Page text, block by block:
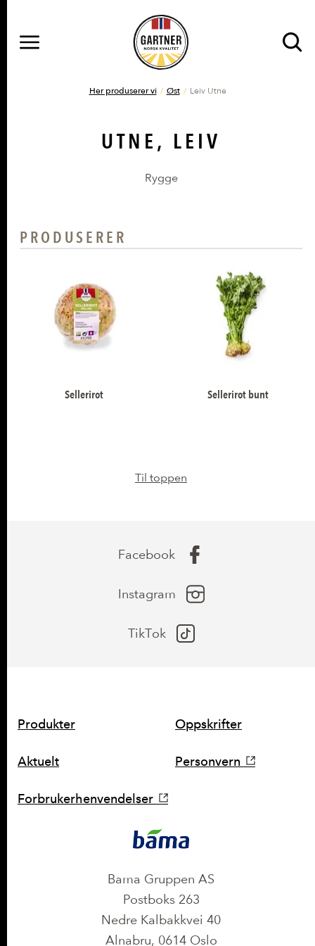
DU ER HERHer produserer vi Øst Leiv Utne
UTNE, LEIV
Rygge
PRODUSERER
Sellerirot Sellerirot bunt
Til toppen
Facebook
Instagram
TikTok
Bama Gruppen AS
Postboks 263
Nedre Kalbakkvei 40
Alnabru, 0614 Oslo
SNARVEIER
Produkter Oppskrifter
Aktuelt Personvern
Forbrukerhenvendelser